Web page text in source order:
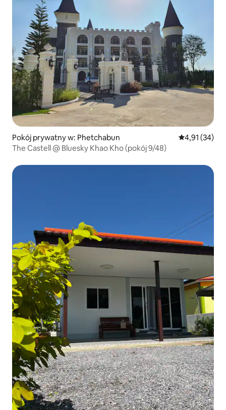
Pokój prywatny w: Phetchabun Średnia
4,91 (34)
The Castell @ Bluesky Khao Kho (pokój 9/48)